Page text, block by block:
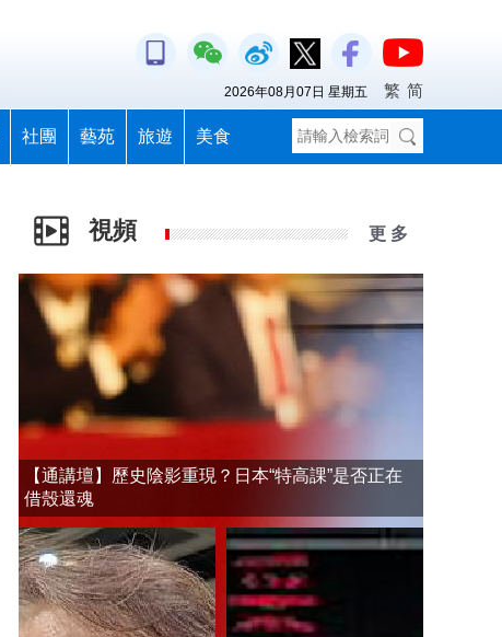
社團 藝苑 旅遊 美食
2026年08月07日 星期五 繁 简
視頻 更 多
【通講壇】歷史陰影重現？日本“特高課”是否正在
借殼還魂